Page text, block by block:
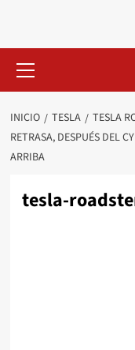
contenido
primario
INICIO TESLA TESLA
RETRASA, DESPUÉS DEL
ARRIBA
tesla-